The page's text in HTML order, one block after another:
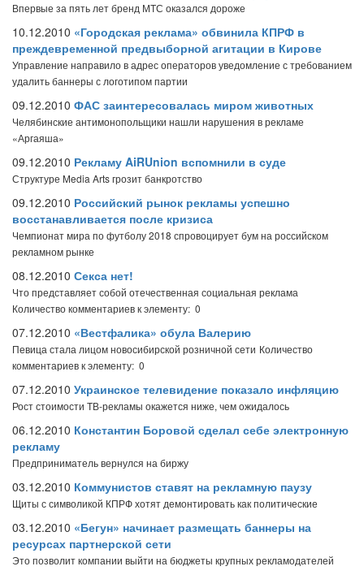
Впервые за пять лет бренд МТС оказался дороже
10.12.2010 «Городская реклама» обвинила КПРФ в
преждевременной предвыборной агитации в Кирове
Управление направило в адрес операторов уведомление с требованием
удалить баннеры с логотипом партии
09.12.2010 ФАС заинтересовалась миром животных
Челябинские антимонопольщики нашли нарушения в рекламе
«Аргаяша»
09.12.2010 Рекламу AiRUnion вспомнили в суде
Структуре Media Arts грозит банкротство
09.12.2010 Российский рынок рекламы успешно
восстанавливается после кризиса
Чемпионат мира по футболу 2018 спровоцирует бум на российском
рекламном рынке
08.12.2010 Секса нет!
Что представляет собой отечественная социальная реклама
Количество комментариев к элементу: 0
07.12.2010 «Вестфалика» обула Валерию
Певица стала лицом новосибирской розничной сети Количество
комментариев к элементу: 0
07.12.2010 Украинское телевидение показало инфляцию
Рост стоимости ТВ-рекламы окажется ниже, чем ожидалось
06.12.2010 Константин Боровой сделал себе электронную
рекламу
Предприниматель вернулся на биржу
03.12.2010 Коммунистов ставят на рекламную паузу
Щиты с символикой КПРФ хотят демонтировать как политические
03.12.2010 «Бегун» начинает размещать баннеры на
ресурсах партнерской сети
Это позволит компании выйти на бюджеты крупных рекламодателей